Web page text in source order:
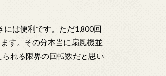
には便利です。ただ1,800回
す。その分本当に扇風機並
れる限界の回転数だと思い